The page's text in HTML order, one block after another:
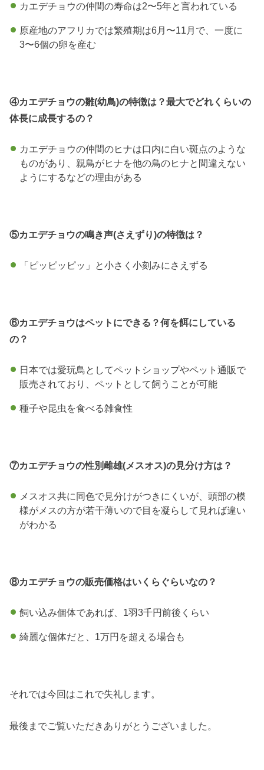
カエデチョウの仲間の寿命は2〜5年と言われている
原産地のアフリカでは繁殖期は6月〜11月で、一度に
3〜6個の卵を産む
④カエデチョウの雛(幼鳥)の特徴は？最大でどれくらいの
体長に成長するの？
カエデチョウの仲間のヒナは口内に白い斑点のような
ものがあり、親鳥がヒナを他の鳥のヒナと間違えない
ようにするなどの理由がある
⑤カエデチョウの鳴き声(さえずり)の特徴は？
「ピッピッピッ」と小さく小刻みにさえずる
⑥カエデチョウはペットにできる？何を餌にしている
の？
日本では愛玩鳥としてペットショップやペット通販で
販売されており、ペットとして飼うことが可能
種子や昆虫を食べる雑食性
⑦カエデチョウの性別雌雄(メスオス)の見分け方は？
メスオス共に同色で見分けがつきにくいが、頭部の模
様がメスの方が若干薄いので目を凝らして見れば違い
がわかる
⑧カエデチョウの販売価格はいくらぐらいなの？
飼い込み個体であれば、1羽3千円前後くらい
綺麗な個体だと、1万円を超える場合も
それでは今回はこれで失礼します。
最後までご覧いただきありがとうございました。